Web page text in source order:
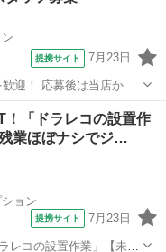
提携サイト 7月23日
迎！ 応募後は当店から
履歴書の持参をお願いし
■CAMP・
！「ドラレコの設置作
業ほぼナシでジ…
ョン
提携サイト 7月23日
レコの設置作業」【未経